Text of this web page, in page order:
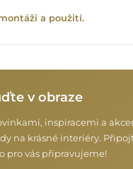
a použití.
v obraze
inspiracemi a
na krásné interiéry.
pro vás připravujeme!